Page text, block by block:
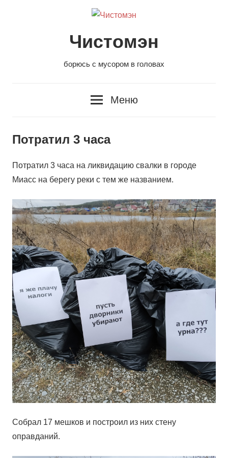
Чистомэн
борюсь с мусором в головах
Меню
Потратил 3 часа
Потратил 3 часа на ликвидацию свалки в городе
Миасс на берегу реки с тем же названием.
Собрал 17 мешков и построил из них стену
оправданий.